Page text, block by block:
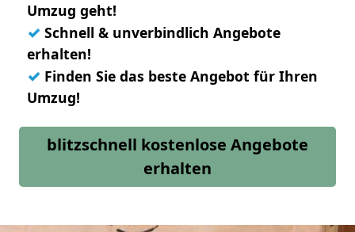
Umzug geht!
✓ Schnell & unverbindlich Angebote
erhalten!
✓ Finden Sie das beste Angebot für Ihren
Umzug!
blitzschnell kostenlose Angebote
erhalten